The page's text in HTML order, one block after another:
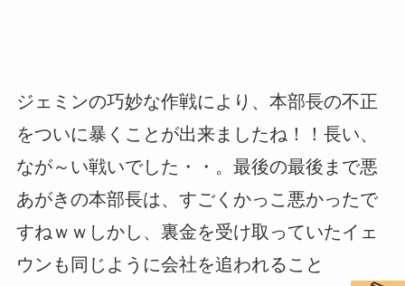
ジェミンの巧妙な作戦により、本部長の不正
をついに暴くことが出来ましたね！！長い、
なが～い戦いでした・・。最後の最後まで悪
あがきの本部長は、すごくかっこ悪かったで
すねｗｗしかし、裏金を受け取っていたイェ
ウンも同じように会社を追われること